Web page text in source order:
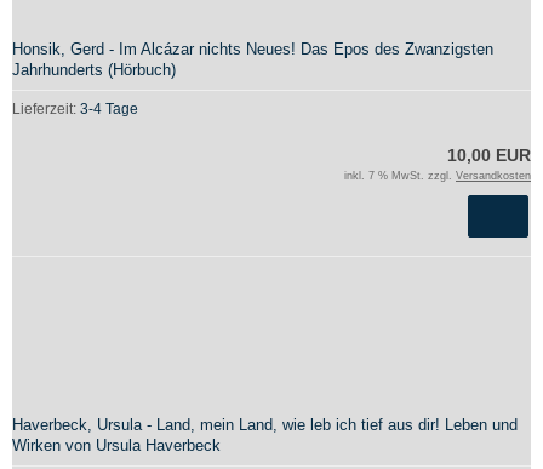
Honsik, Gerd - Im Alcázar nichts Neues! Das Epos des Zwanzigsten
Jahrhunderts (Hörbuch)
Lieferzeit: 3-4 Tage
10,00 EUR
inkl. 7 % MwSt. zzgl. Versandkosten
Haverbeck, Ursula - Land, mein Land, wie leb ich tief aus dir! Leben und
Wirken von Ursula Haverbeck